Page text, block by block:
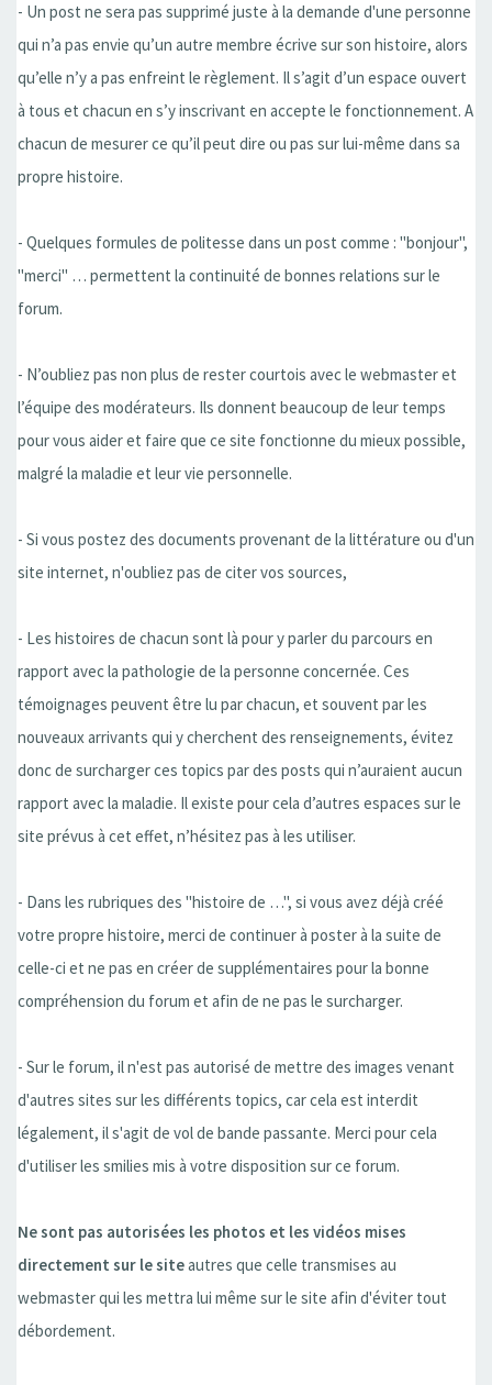
- Un post ne sera pas supprimé juste à la demande d'une personne
qui n’a pas envie qu’un autre membre écrive sur son histoire, alors
qu’elle n’y a pas enfreint le règlement. Il s’agit d’un espace ouvert
à tous et chacun en s’y inscrivant en accepte le fonctionnement. A
chacun de mesurer ce qu’il peut dire ou pas sur lui-même dans sa
propre histoire.
- Quelques formules de politesse dans un post comme : "bonjour",
"merci" … permettent la continuité de bonnes relations sur le
forum.
- N’oubliez pas non plus de rester courtois avec le webmaster et
l’équipe des modérateurs. Ils donnent beaucoup de leur temps
pour vous aider et faire que ce site fonctionne du mieux possible,
malgré la maladie et leur vie personnelle.
- Si vous postez des documents provenant de la littérature ou d'un
site internet, n'oubliez pas de citer vos sources,
- Les histoires de chacun sont là pour y parler du parcours en
rapport avec la pathologie de la personne concernée. Ces
témoignages peuvent être lu par chacun, et souvent par les
nouveaux arrivants qui y cherchent des renseignements, évitez
donc de surcharger ces topics par des posts qui n’auraient aucun
rapport avec la maladie. Il existe pour cela d’autres espaces sur le
site prévus à cet effet, n’hésitez pas à les utiliser.
- Dans les rubriques des "histoire de …", si vous avez déjà créé
votre propre histoire, merci de continuer à poster à la suite de
celle-ci et ne pas en créer de supplémentaires pour la bonne
compréhension du forum et afin de ne pas le surcharger.
- Sur le forum, il n'est pas autorisé de mettre des images venant
d'autres sites sur les différents topics, car cela est interdit
légalement, il s'agit de vol de bande passante. Merci pour cela
d'utiliser les smilies mis à votre disposition sur ce forum.
Ne sont pas autorisées les photos et les vidéos mises
directement sur le siteautres que celle transmises au
webmaster qui les mettra lui même sur le site afin d'éviter tout
débordement.